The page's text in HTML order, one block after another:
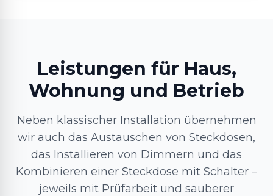
Leistungen für Haus,
Wohnung und Betrieb
Neben klassischer Installation übernehmen
wir auch das Austauschen von Steckdosen,
das Installieren von Dimmern und das
Kombinieren einer Steckdose mit Schalter –
jeweils mit Prüfarbeit und sauberer